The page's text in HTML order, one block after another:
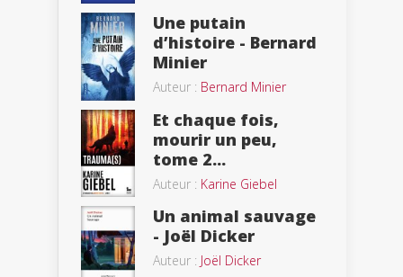
Une putain
d’histoire - Bernard
Minier
Auteur : Bernard Minier
Et chaque fois,
mourir un peu,
tome 2...
Auteur : Karine Giebel
Un animal sauvage
- Joël Dicker
Auteur : Joël Dicker